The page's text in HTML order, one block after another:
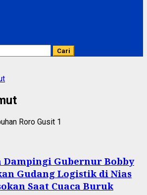
Dampingi Gubernur Bobby
Gudang Logistik di Nias
Saat Cuaca Buruk